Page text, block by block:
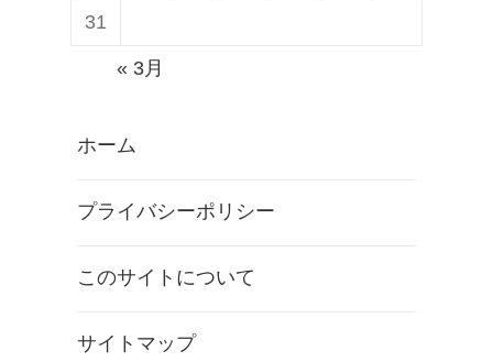
31
« 3月
ホーム
プライバシーポリシー
このサイトについて
サイトマップ